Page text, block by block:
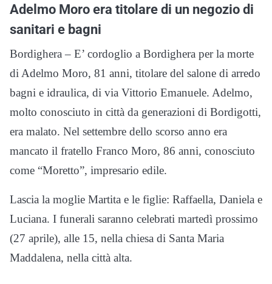
Adelmo Moro era titolare di un negozio di
sanitari e bagni
Bordighera – E’ cordoglio a Bordighera per la morte
di Adelmo Moro, 81 anni, titolare del salone di arredo
bagni e idraulica, di via Vittorio Emanuele. Adelmo,
molto conosciuto in città da generazioni di Bordigotti,
era malato. Nel settembre dello scorso anno era
mancato il fratello Franco Moro, 86 anni, conosciuto
come “Moretto”, impresario edile.
Lascia la moglie Martita e le figlie: Raffaella, Daniela e
Luciana. I funerali saranno celebrati martedì prossimo
(27 aprile), alle 15, nella chiesa di Santa Maria
Maddalena, nella città alta.